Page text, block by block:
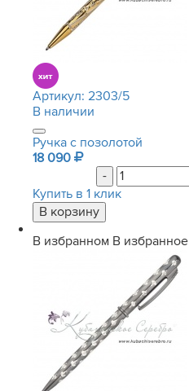
Артикул: 2303/5
В наличии
Ручка с позолотой
18 090
-
Купить в 1 клик
В избранном В избранное